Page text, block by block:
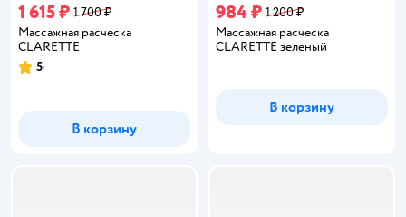
1 615 ₽ 1 700 ₽
Массажная расческа
CLARETTE
Рейтинг:
5
В корзину
984 ₽ 1 200 ₽
Массажная расческа
CLARETTE зеленый
В корзину